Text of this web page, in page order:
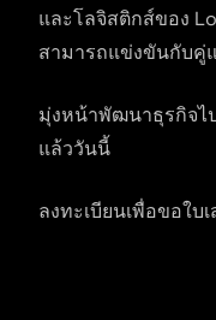
และโลจิสติกส์ของ
สามารถแข่งขันกับคู่
มุ่งหน้าพัฒนาธุรกิจไ
แล้ววันนี้
ลงทะเบียนเพื่อขอใบ